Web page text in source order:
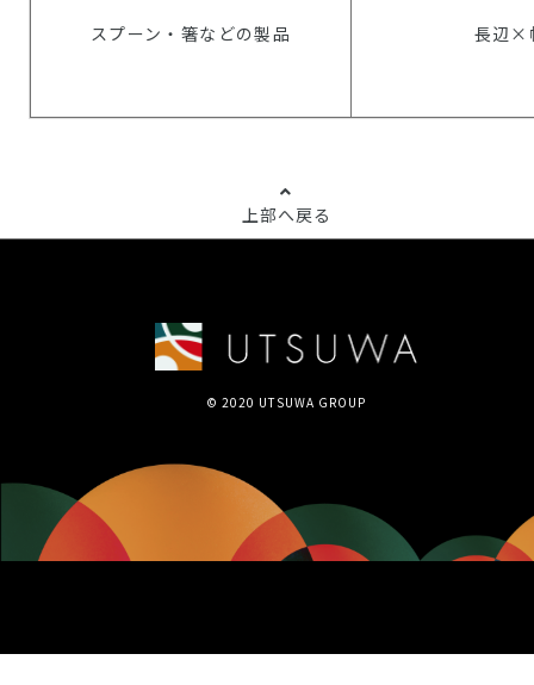
スプーン・箸などの製品 長辺×
上部へ戻る
© 2020 UTSUWA GROUP